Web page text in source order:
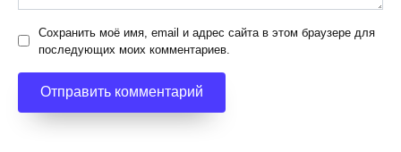
Сохранить моё имя, email и адрес сайта в этом браузере для
последующих моих комментариев.